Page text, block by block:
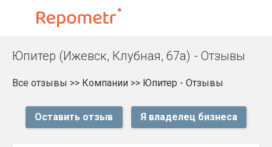
Юпитер (Ижевск, Клубная, 67а) - Отзывы
Все отзывы >> Компании >> Юпитер - Отзывы
Оставить отзыв Я владелец бизнеса